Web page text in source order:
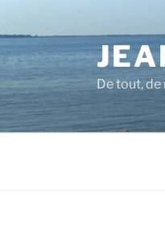
contenu
principal
De tout, de